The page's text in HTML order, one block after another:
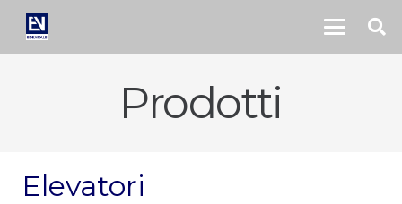
Prodotti
Elevatori